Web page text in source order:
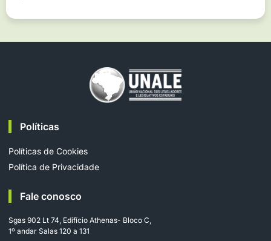
Políticas
Políticas de Cookies
Política de Privacidade
Fale conosco
Sgas 902 Lt 74, Edifício Athenas- Bloco C,
1º andar Salas 120 a 131